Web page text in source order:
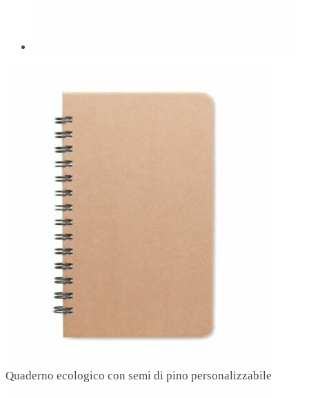
Quaderno ecologico con semi di pino personalizzabile